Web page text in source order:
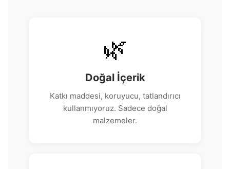
🌿
Doğal İçerik
Katkı maddesi, koruyucu, tatlandırıcı
kullanmıyoruz. Sadece doğal
malzemeler.